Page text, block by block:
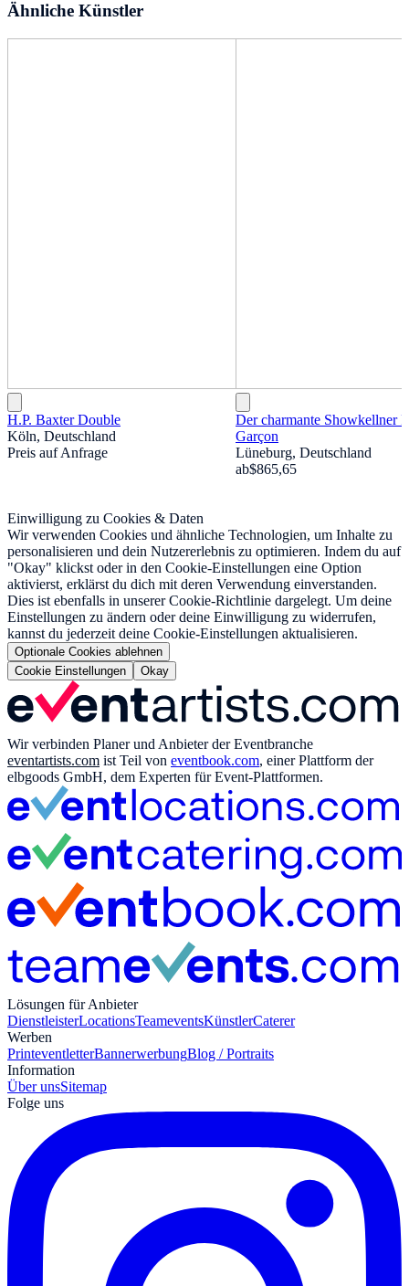
Ähnliche Künstler
H.P. Baxter Double
Köln, Deutschland
Preis auf Anfrage
Der charmante Showkellner
Garçon
Lüneburg, Deutschland
ab$865,65
Einwilligung zu Cookies & Daten
Wir verwenden Cookies und ähnliche Technologien, um Inhalte zu
personalisieren und dein Nutzererlebnis zu optimieren. Indem du auf
"Okay" klickst oder in den Cookie-Einstellungen eine Option
aktivierst, erklärst du dich mit deren Verwendung einverstanden.
Dies ist ebenfalls in unserer Cookie-Richtlinie dargelegt. Um deine
Einstellungen zu ändern oder deine Einwilligung zu widerrufen,
kannst du jederzeit deine Cookie-Einstellungen aktualisieren.
Optionale Cookies ablehnen
Cookie Einstellungen
Okay
Wir verbinden Planer und Anbieter der Eventbranche
eventartists.com ist Teil von eventbook.com, einer Plattform der
elbgoods GmbH, dem Experten für Event-Plattformen.
Lösungen für Anbieter
DienstleisterLocationsTeameventsKünstlerCaterer
Werben
PrinteventletterBannerwerbungBlog / Portraits
Information
Über unsSitemap
Folge uns